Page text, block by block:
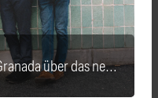
Thomas Petritsch von Granada über das neue Album und die aktuelle Tour